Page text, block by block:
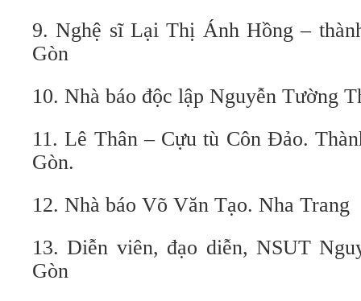
9. Nghệ sĩ Lại Thị Ánh Hồng –
Gòn
10. Nhà báo độc lập Nguyễn Tường
11. Lê Thân – Cựu tù Côn Đảo.
Gòn.
12. Nhà báo Võ Văn Tạo. Nha Trang
13. Diễn viên, đạo diễn, NSUT
Gòn